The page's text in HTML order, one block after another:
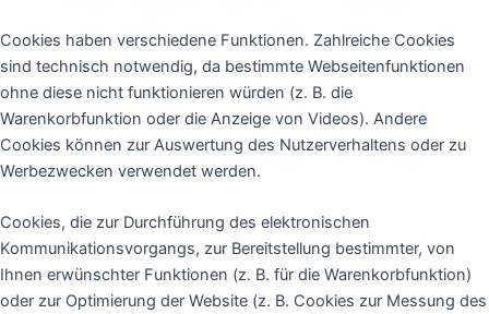
Cookies haben verschiedene Funktionen. Zahlreiche Cookies
sind technisch notwendig, da bestimmte Webseitenfunktionen
ohne diese nicht funktionieren würden (z. B. die
Warenkorbfunktion oder die Anzeige von Videos). Andere
Cookies können zur Auswertung des Nutzerverhaltens oder zu
Werbezwecken verwendet werden.
Cookies, die zur Durchführung des elektronischen
Kommunikationsvorgangs, zur Bereitstellung bestimmter, von
Ihnen erwünschter Funktionen (z. B. für die Warenkorbfunktion)
oder zur Optimierung der Website (z. B. Cookies zur Messung des